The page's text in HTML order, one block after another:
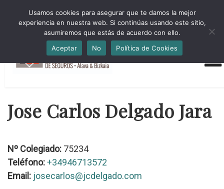
HORARIO INVIERNO Lun-Jue 09:00-16:30 Vier 9:00-14:00
administracion@cmsab.eus 94.442.43.43 Móvil y Whatsapp
688.889.170
Jose Carlos Delgado Jara
Nº Colegiado: 75234
Teléfono:+34946713572
Email: josecarlos@jcdelgado.com
Usamos cookies para asegurar que te damos la mejor
experiencia en nuestra web. Si continúas usando este sitio,
asumiremos que estás de acuerdo con ello.
Aceptar
No Política de Cookies